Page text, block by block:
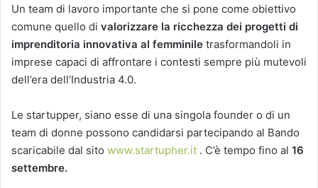
Un team di lavoro importante che si pone come obiettivo
comune quello di valorizzare la ricchezza dei progetti di
imprenditoria innovativa al femminile trasformandoli in
imprese capaci di affrontare i contesti sempre più mutevoli
dell’era dell’Industria 4.0.
Le startupper, siano esse di una singola founder o di un
team di donne possono candidarsi partecipando al Bando
scaricabile dal sito www.startupher.it . C’è tempo fino al 16
settembre.